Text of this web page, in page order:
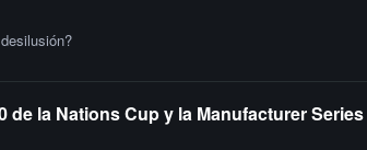
la Nations Cup y la Manufacturer Series